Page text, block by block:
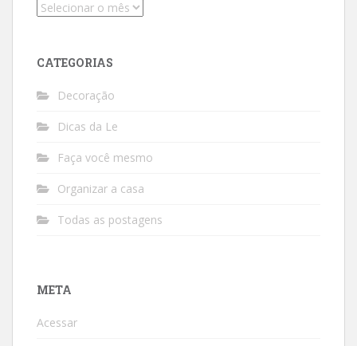
Arquivos
CATEGORIAS
Decoração
Dicas da Le
Faça você mesmo
Organizar a casa
Todas as postagens
META
Acessar